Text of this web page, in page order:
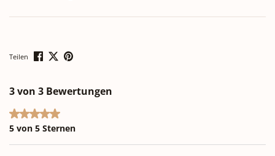
Teilen
3 von 3 Bewertungen
Durchschnittliche Bewertung von 5 von 5 Sternen
5 von 5 Sternen